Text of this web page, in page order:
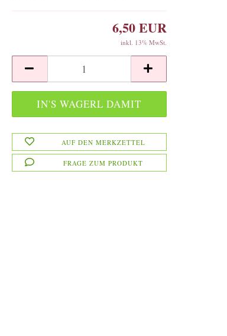
6,50 EUR
inkl. 13% MwSt.
AUF DEN MERKZETTEL
FRAGE ZUM PRODUKT